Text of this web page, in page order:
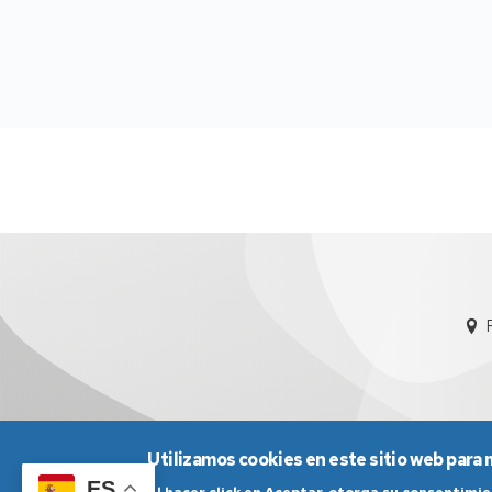
Aviso Legal
Utilizamos cookies en este sitio web para